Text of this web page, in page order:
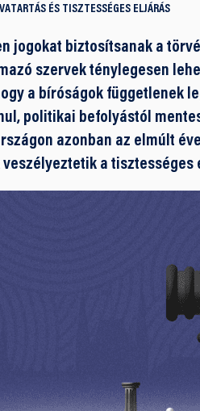
ÉS TISZTESSÉGES ELJÁRÁS
jogokat biztosítsanak a
szervek ténylegesen
a bíróságok függetlenek
politikai befolyástól
azonban az elmúlt
veszélyeztetik a